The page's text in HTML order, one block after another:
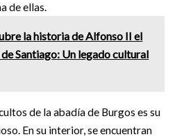
de ellas.
la historia de Alfonso II el
Santiago: Un legado cultural
de la abadía de Burgos es su
En su interior, se encuentran